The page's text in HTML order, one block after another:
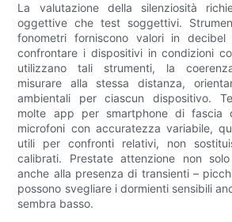
La valutazione della silenziosità
oggettive che test soggettivi.
fonometri forniscono valori in
confrontare i dispositivi in ​​condizioni
utilizzano tali strumenti, la
misurare alla stessa distanza,
ambientali per ciascun dispositivo.
molte app per smartphone di fascia
microfoni con accuratezza variabile,
utili per confronti relativi, non
calibrati. Prestate attenzione non
anche alla presenza di transienti –
possono svegliare i dormienti sensibili
sembra basso.